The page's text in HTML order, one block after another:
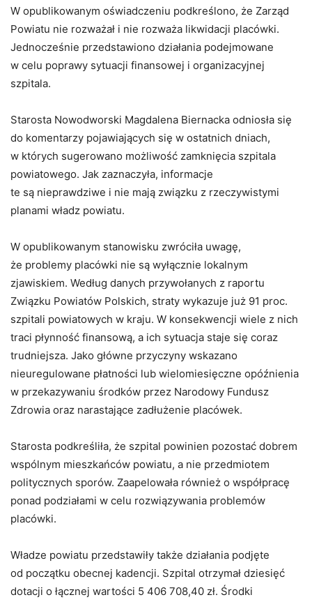
W opublikowanym oświadczeniu podkreślono, że Zarząd
Powiatu nie rozważał i nie rozważa likwidacji placówki.
Jednocześnie przedstawiono działania podejmowane
w celu poprawy sytuacji finansowej i organizacyjnej
szpitala.
Starosta Nowodworski Magdalena Biernacka odniosła się
do komentarzy pojawiających się w ostatnich dniach,
w których sugerowano możliwość zamknięcia szpitala
powiatowego. Jak zaznaczyła, informacje
te są nieprawdziwe i nie mają związku z rzeczywistymi
planami władz powiatu.
W opublikowanym stanowisku zwróciła uwagę,
że problemy placówki nie są wyłącznie lokalnym
zjawiskiem. Według danych przywołanych z raportu
Związku Powiatów Polskich, straty wykazuje już 91 proc.
szpitali powiatowych w kraju. W konsekwencji wiele z nich
traci płynność finansową, a ich sytuacja staje się coraz
trudniejsza. Jako główne przyczyny wskazano
nieuregulowane płatności lub wielomiesięczne opóźnienia
w przekazywaniu środków przez Narodowy Fundusz
Zdrowia oraz narastające zadłużenie placówek.
Starosta podkreśliła, że szpital powinien pozostać dobrem
wspólnym mieszkańców powiatu, a nie przedmiotem
politycznych sporów. Zaapelowała również o współpracę
ponad podziałami w celu rozwiązywania problemów
placówki.
Władze powiatu przedstawiły także działania podjęte
od początku obecnej kadencji. Szpital otrzymał dziesięć
dotacji o łącznej wartości 5 406 708,40 zł. Środki